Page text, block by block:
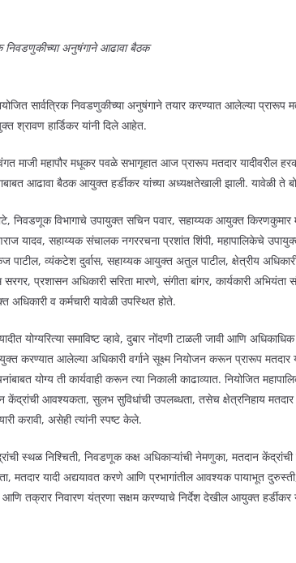
निवडणुकीच्या अनुषंगाने आढावा बैठक
सार्वत्रिक निवडणुकीच्या अनुषंगाने तयार करण्यात आलेल्या प्रारूप
श्रावण हार्डिकर यांनी दिले आहेत.
माजी महापौर मधूकर पवळे सभागृहात आज प्रारूप मतदार यादीवरील
आढावा बैठक आयुक्त हर्डीकर यांच्या अध्यक्षतेखाली झाली. यावेळी ते
निवडणूक विभागाचे उपायुक्त सचिन पवार, सहाय्यक आयुक्त
यादव, सहाय्यक संचालक नगररचना प्रशांत शिंपी, महापालिकेचे
पाटील, व्यंकटेश दुर्वास, सहाय्यक आयुक्त अतुल पाटील, क्षेत्रीय
प्रशासन अधिकारी सरिता मारणे, संगीता बांगर, कार्यकारी अभियंता
व कर्मचारी यावेळी उपस्थित होते.
योग्यरित्या समाविष्ट व्हावे, दुबार नोंदणी टाळली जावी आणि
करण्यात आलेल्या अधिकारी वर्गाने सूक्ष्म नियोजन करून प्रारूप
योग्य ती कार्यवाही करून त्या निकाली काढाव्यात. नियोजित
केंद्रांची आवश्यकता, सुलभ सुविधांची उपलब्धता, तसेच क्षेत्रनिहाय
करावी, असेही त्यांनी स्पष्ट केले.
स्थळ निश्चिती, निवडणूक कक्ष अधिकाऱ्यांची नेमणुका, मतदान केंद्रांची
मतदार यादी अद्ययावत करणे आणि प्रभागांतील आवश्यक पायाभूत
आणि तक्रार निवारण यंत्रणा सक्षम करण्याचे निर्देश देखील आयुक्त हर्डीकर